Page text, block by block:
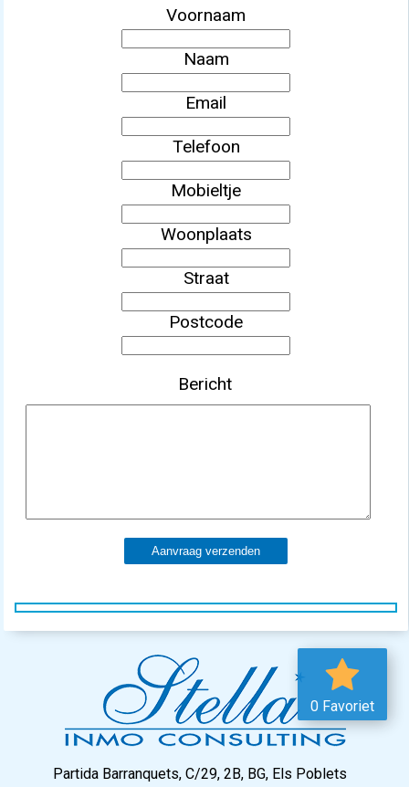
Voornaam
Naam
Email
Telefoon
Mobieltje
Woonplaats
Straat
Postcode
Bericht
Aanvraag verzenden
0 Favoriet
Partida Barranquets, C/29, 2B, BG, Els Poblets